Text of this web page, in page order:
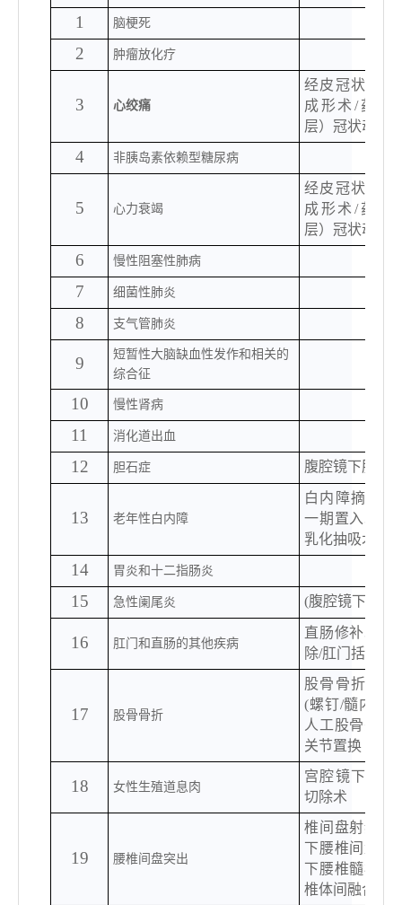
1
脑梗死
2 肿瘤放化疗
3 心绞痛
经皮冠状动脉
成形术 /药物
层）冠状动脉
4 非胰岛素依赖型糖尿病
5 心力衰竭
经皮冠状动脉
成形术 /药物
层）冠状动脉
6 慢性阻塞性肺病
7 细菌性肺炎
8 支气管肺炎
9
短暂性大脑缺血性发作和相关的
综合征
10 慢性肾病
11 消化道出血
12 胆石症 腹腔镜下胆囊
13 老年性白内障
白内障摘除伴
一期置入术
乳化抽吸术
14 胃炎和十二指肠炎
15 急性阑尾炎 (腹腔镜下)阑
16 肛门和直肠的其他疾病
直肠修补术
除/肛门括约肌
17 股骨骨折
股骨骨折切开
(螺钉/髓内针)
人工股骨头置
关节置换
18 女性生殖道息肉
宫腔镜下子宫
切除术
19 腰椎间盘突出
椎间盘射频消
下腰椎间盘切
下腰椎髓核切
椎体间融合术